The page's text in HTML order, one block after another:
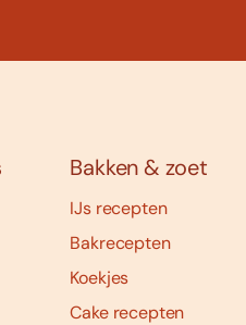
Bakken & zoet
IJs recepten
Bakrecepten
Koekjes
Cake recepten